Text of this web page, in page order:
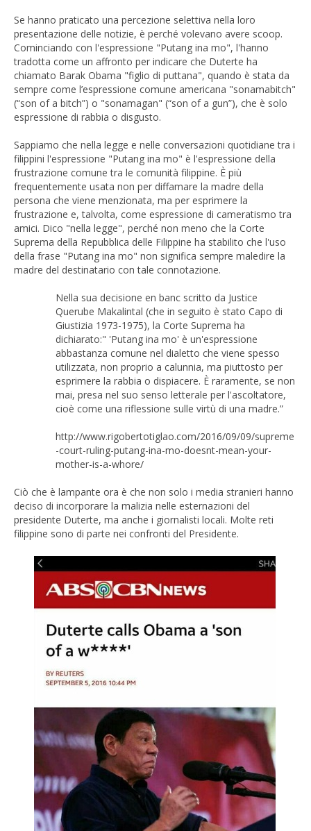
Se hanno praticato una percezione selettiva nella loro
presentazione delle notizie, è perché volevano avere scoop.
Cominciando con l'espressione "Putang ina mo", l'hanno
tradotta come un affronto per indicare che Duterte ha
chiamato Barak Obama "figlio di puttana", quando è stata da
sempre come l’espressione comune americana "sonamabitch"
(“son of a bitch”) o "sonamagan" (“son of a gun”), che è solo
espressione di rabbia o disgusto.
Sappiamo che nella legge e nelle conversazioni quotidiane tra i
filippini l'espressione "Putang ina mo" è l'espressione della
frustrazione comune tra le comunità filippine. È più
frequentemente usata non per diffamare la madre della
persona che viene menzionata, ma per esprimere la
frustrazione e, talvolta, come espressione di cameratismo tra
amici. Dico "nella legge", perché non meno che la Corte
Suprema della Repubblica delle Filippine ha stabilito che l'uso
della frase "Putang ina mo" non significa sempre maledire la
madre del destinatario con tale connotazione.
Nella sua decisione en banc scritto da Justice
Querube Makalintal (che in seguito è stato Capo di
Giustizia 1973-1975), la Corte Suprema ha
dichiarato:" 'Putang ina mo' è un'espressione
abbastanza comune nel dialetto che viene spesso
utilizzata, non proprio a calunnia, ma piuttosto per
esprimere la rabbia o dispiacere. È raramente, se non
mai, presa nel suo senso letterale per l'ascoltatore,
cioè come una riflessione sulle virtù di una madre.”
http://www.rigobertotiglao.com/2016/09/09/supreme
-court-ruling-putang-ina-mo-doesnt-mean-your-
mother-is-a-whore/
Ciò che è lampante ora è che non solo i media stranieri hanno
deciso di incorporare la malizia nelle esternazioni del
presidente Duterte, ma anche i giornalisti locali. Molte reti
filippine sono di parte nei confronti del Presidente.